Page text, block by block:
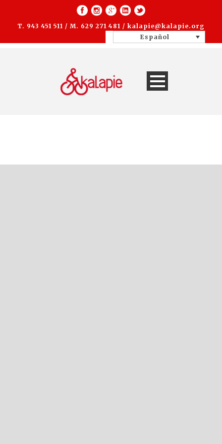
T. 943 451 511 / M. 629 271 481 / kalapie@kalapie.org
Español